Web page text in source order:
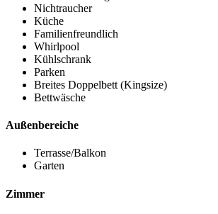
Nichtraucher
Küche
Familienfreundlich
Whirlpool
Kühlschrank
Parken
Breites Doppelbett (Kingsize)
Bettwäsche
Außenbereiche
Terrasse/Balkon
Garten
Zimmer